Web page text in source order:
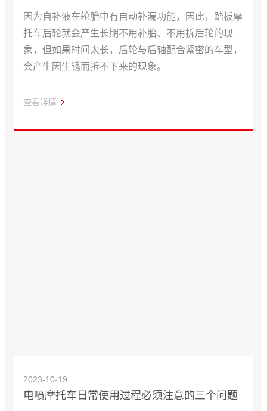
因为自补液在轮胎中有自动补漏功能，因此，踏板摩
托车后轮就会产生长期不用补胎、不用拆后轮的现
象，但如果时间太长，后轮与后轴配合紧密的车型，
会产生因生锈而拆不下来的现象。
查看详情
2023-10-19
电喷摩托车日常使用过程必须注意的三个问题